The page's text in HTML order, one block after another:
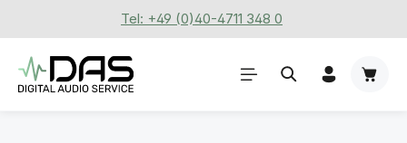
Zum Hauptinhalt springenTel: +49 (0)40-4711 348 0